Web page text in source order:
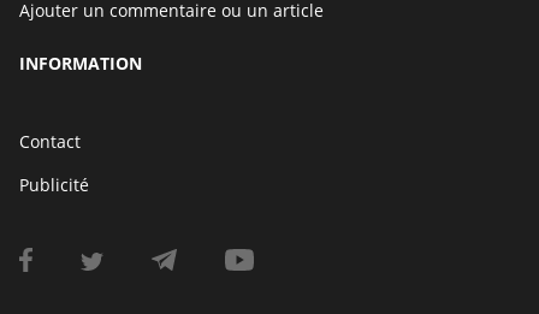
Ajouter un commentaire ou un article
INFORMATION
Contact
Publicité